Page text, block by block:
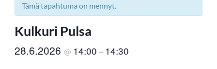
Tämä tapahtuma on mennyt.
Kulkuri Pulsa
28.6.2026 @ 14:00 – 14:30